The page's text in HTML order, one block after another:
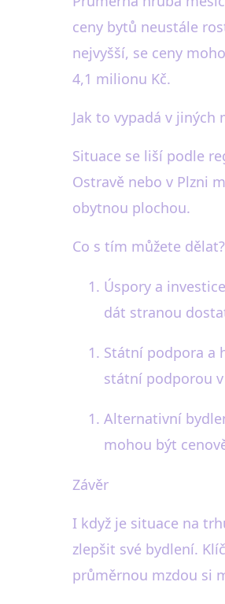
ceny bytů neustále
nejvyšší, se ceny
4,1 milionu Kč.
Jak to vypadá v jiných
Situace se liší podle
Ostravě nebo v Plzni
obytnou plochou.
Co s tím můžete dělat?
Úspory a
dát stranou
Státní podpora a
státní podporou
Alternativní
mohou být
Závěr
I když je situace na
zlepšit své bydlení.
průměrnou mzdou si